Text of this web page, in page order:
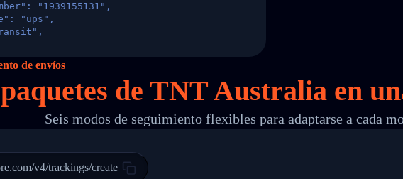
"1939155131",
"ups",
2,
[
"Departed Facility in HONG KONG-HONG KONG, HONG KONG-HONG KONG,2017-
de envíos
de TNT Australia en
Seis modos de seguimiento flexibles para adaptarse a cada
v4/trackings/create